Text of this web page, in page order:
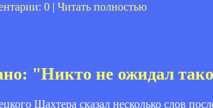
0 | Читать полностью
"Никто не ожидал
Шахтера сказал несколько слов